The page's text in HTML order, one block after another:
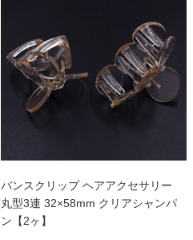
バンスクリップ ヘアアクセサリー
丸型3連 32×58mm クリアシャンパ
ン【2ヶ】